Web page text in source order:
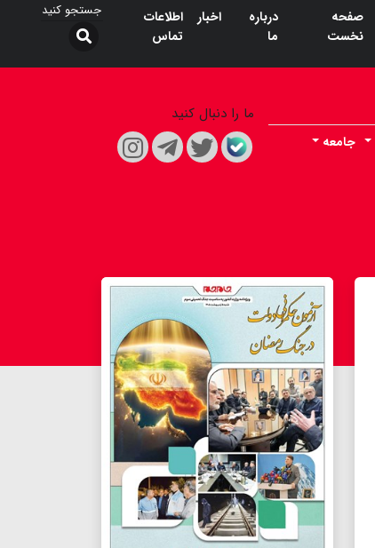
صفحه
نخست
درباره
ما
اخبار
اطلاعات
تماس
جامعه
ما را دنبال کنید